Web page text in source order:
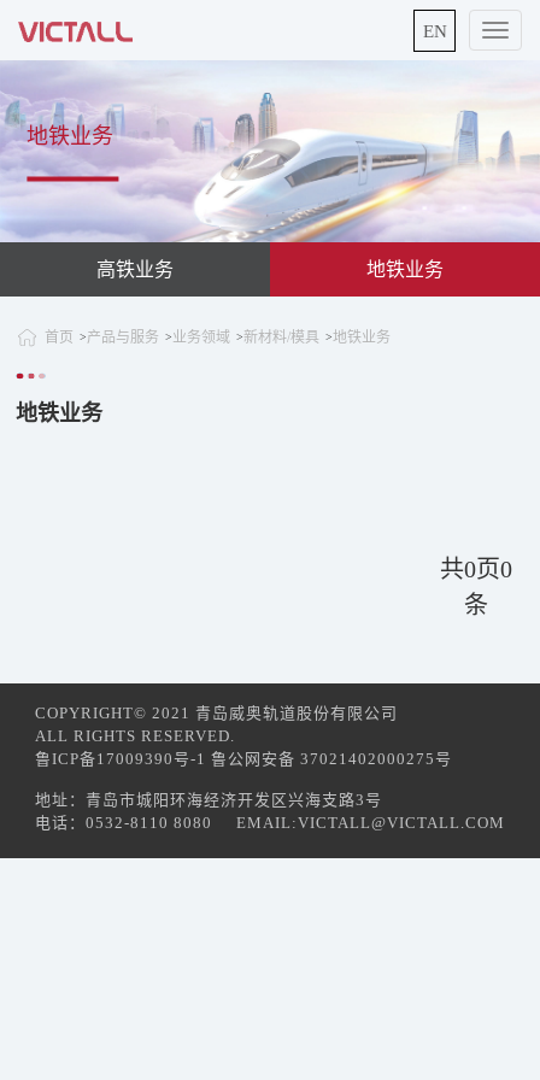
切
EN
地铁业务
高铁业务 地铁业务
首页 >产品与服务 >业务领域 >新材料/模具 >地铁业务
地铁业务
共0页0
条
COPYRIGHT© 2021 青岛威奥轨道股份有限公司
ALL RIGHTS RESERVED.
鲁ICP备17009390号-1 鲁公网安备 37021402000275号
地址：青岛市城阳环海经济开发区兴海支路3号
电话：0532-8110 8080
EMAIL:VICTALL@VICTALL.COM